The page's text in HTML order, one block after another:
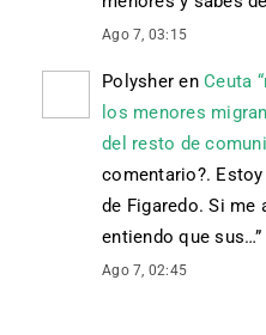
Ago 7, 03:15
Polysher en Ceuta
los menores
del resto de
comentario?.
de Figaredo. Si me
entiendo que sus…”
Ago 7, 02:45